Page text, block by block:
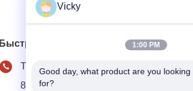
Быстрый контакт
Тел.
86--18986015181
Vicky
1:00 PM
Good day, what product are you looking
for?